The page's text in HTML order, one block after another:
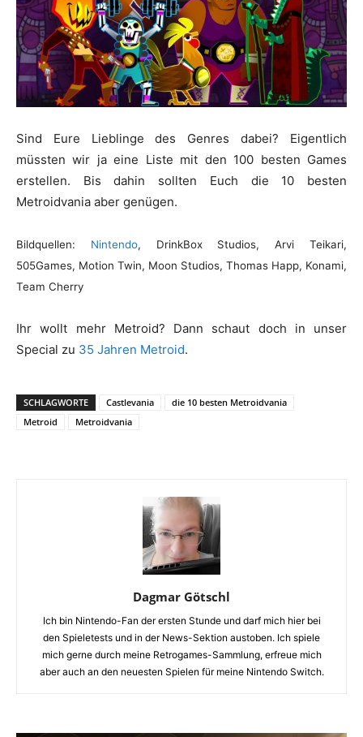
Sind Eure Lieblinge des Genres dabei? Eigentlich
müssten wir ja eine Liste mit den 100 besten Games
erstellen. Bis dahin sollten Euch die 10 besten
Metroidvania aber genügen.
Bildquellen: Nintendo, DrinkBox Studios, Arvi Teikari,
505Games, Motion Twin, Moon Studios, Thomas Happ, Konami,
Team Cherry
Ihr wollt mehr Metroid? Dann schaut doch in unser
Special zu 35 Jahren Metroid.
SCHLAGWORTE Castlevania
die 10 besten Metroidvania
Metroid
Metroidvania
Dagmar Götschl
Ich bin Nintendo-Fan der ersten Stunde und darf mich hier bei
den Spieletests und in der News-Sektion austoben. Ich spiele
mich gerne durch meine Retrogames-Sammlung, erfreue mich
aber auch an den neuesten Spielen für meine Nintendo Switch.